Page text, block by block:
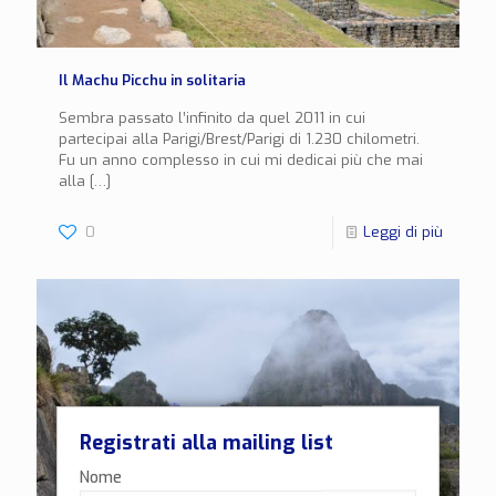
Il Machu Picchu in solitaria
Sembra passato l’infinito da quel 2011 in cui
partecipai alla Parigi/Brest/Parigi di 1.230 chilometri.
Fu un anno complesso in cui mi dedicai più che mai
alla […]
0 Leggi di più
Registrati alla mailing list
Nome